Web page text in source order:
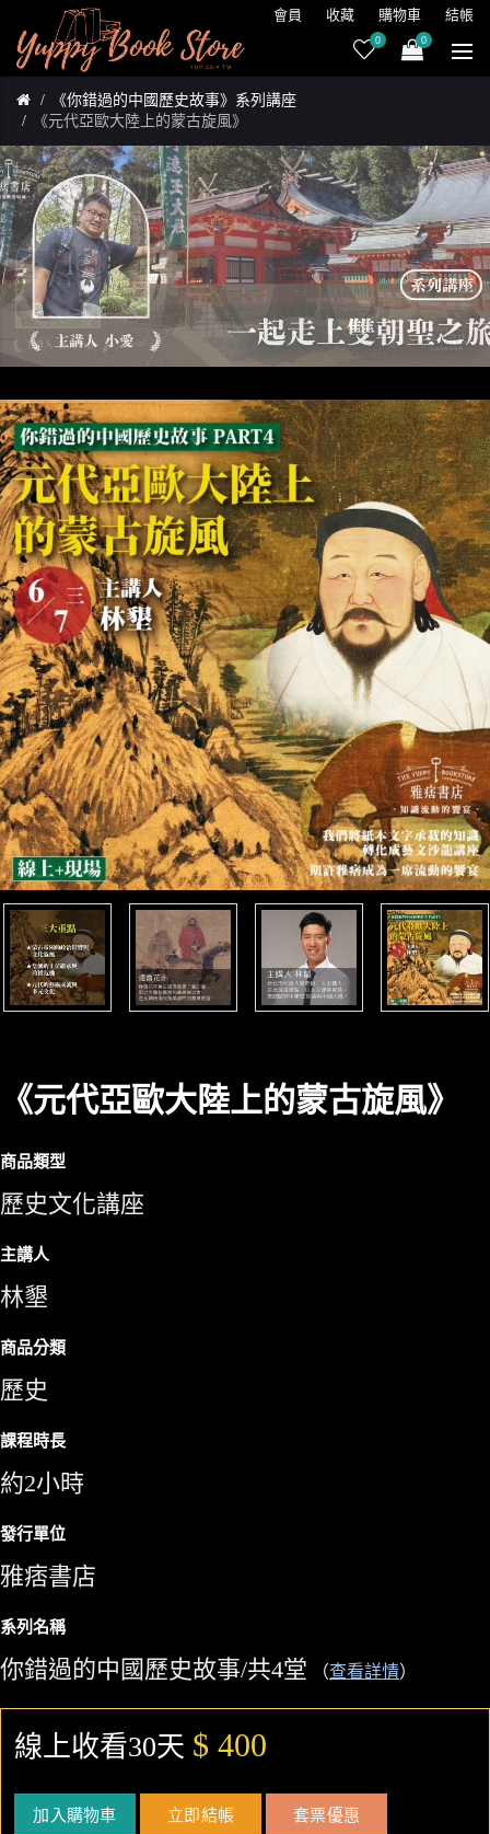
會員 收藏 購物車 結帳
0 0
《你錯過的中國歷史故事》系列講座
《元代亞歐大陸上的蒙古旋風》
《元代亞歐大陸上的蒙古旋風》
商品類型
歷史文化講座
主講人
林墾
商品分類
歷史
課程時長
約2小時
發行單位
雅痞書店
系列名稱
你錯過的中國歷史故事/共4堂 （查看詳情）
線上收看30天 $ 400
加入購物車 立即結帳 套票優惠